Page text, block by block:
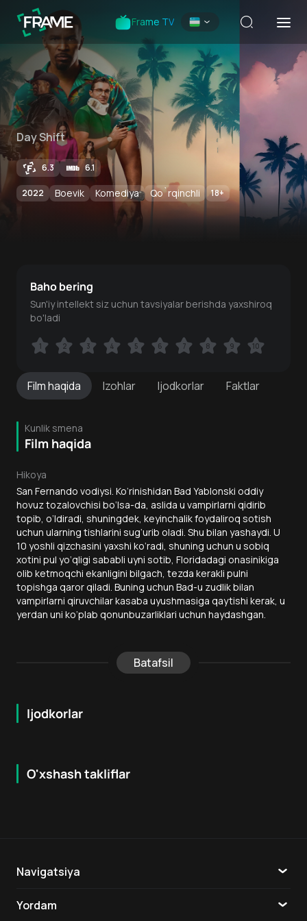
Frame TV
Day Shift
6.3 6.1
2022 Boevik Komediya Qo`rqinchli 18+
Filmhaqida Izohlar Ijodkorlar Faktlar
Kunlik smena
Film haqida
Hikoya
San Fernando vodiysi. Ko‘rinishidan Bad Yablonski oddiy
hovuz tozalovchisi bo‘lsa-da, aslida u vampirlarni qidirib
topib, o‘ldiradi, shuningdek, keyinchalik foydaliroq sotish
uchun ularning tishlarini sug‘urib oladi. Shu bilan yashaydi. U
10 yoshli qizchasini yaxshi ko‘radi, shuning uchun u sobiq
xotini pul yo‘qligi sababli uyni sotib, Floridadagi onasinikiga
olib ketmoqchi ekanligini bilgach, tezda kerakli pulni
topishga qaror qiladi. Buning uchun Bad-u zudlik bilan
vampirlarni qiruvchilar kasaba uyushmasiga qaytishi kerak, u
yerdan uni ko‘plab qonunbuzarliklari uchun haydashgan.
Batafsil
Ijodkorlar
Baho bering
Sun'iy intellekt siz uchun tavsiyalar berishda yaxshiroq
bo'ladi
1 2 3 4 5 6 7 8 9 10
1 2 3 4 5 6 7 8 9 10
O'xshash takliflar
18 + 6.8
Navigatsiya
Yordam